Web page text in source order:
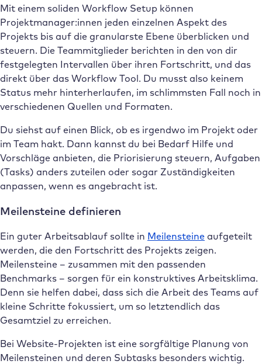
Mit einem soliden Workflow Setup können
Projektmanager:innen jeden einzelnen Aspekt des
Projekts bis auf die granularste Ebene überblicken und
steuern. Die Teammitglieder berichten in den von dir
festgelegten Intervallen über ihren Fortschritt, und das
direkt über das Workflow Tool. Du musst also keinem
Status mehr hinterherlaufen, im schlimmsten Fall noch in
verschiedenen Quellen und Formaten.
Du siehst auf einen Blick, ob es irgendwo im Projekt oder
im Team hakt. Dann kannst du bei Bedarf Hilfe und
Vorschläge anbieten, die Priorisierung steuern, Aufgaben
(Tasks) anders zuteilen oder sogar Zuständigkeiten
anpassen, wenn es angebracht ist.
Meilensteine definieren
Ein guter Arbeitsablauf sollte in Meilensteine aufgeteilt
werden, die den Fortschritt des Projekts zeigen.
Meilensteine – zusammen mit den passenden
Benchmarks – sorgen für ein konstruktives Arbeitsklima.
Denn sie helfen dabei, dass sich die Arbeit des Teams auf
kleine Schritte fokussiert, um so letztendlich das
Gesamtziel zu erreichen.
Bei Website-Projekten ist eine sorgfältige Planung von
Meilensteinen und deren Subtasks besonders wichtig.